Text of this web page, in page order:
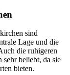
sind
Lage und die
die ruhigeren
beliebt, da sie
bieten.